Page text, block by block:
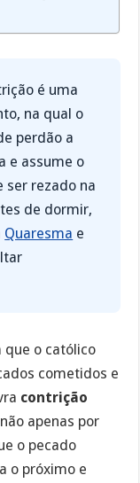
é uma
na qual o
perdão a
e assume o
ser rezado na
de dormir,
Quaresma e
que o católico
cometidos e
contrição
apenas por
o pecado
o próximo e